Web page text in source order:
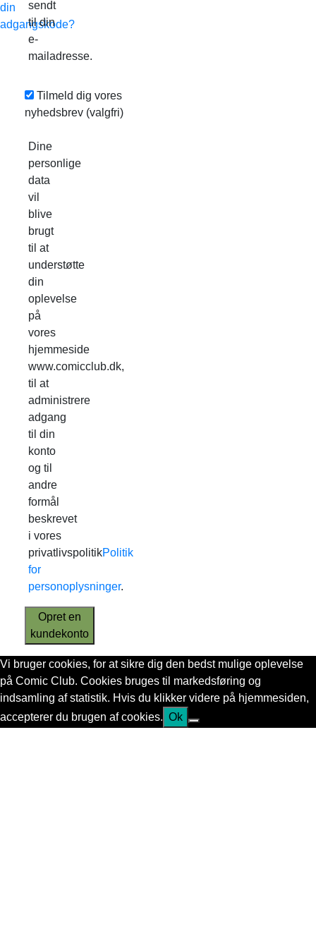
din
adgangskode?
sendt
til din
e-
mailadresse.
Tilmeld dig vores
nyhedsbrev (valgfri)
Dine
personlige
data
vil
blive
brugt
til at
understøtte
din
oplevelse
på
vores
hjemmeside
www.comicclub.dk,
til at
administrere
adgang
til din
konto
og til
andre
formål
beskrevet
i vores
privatlivspolitikPolitik
for
personoplysninger.
Opret en
kundekonto
Vi bruger cookies, for at sikre dig den bedst mulige oplevelse
på Comic Club. Cookies bruges til markedsføring og
indsamling af statistik. Hvis du klikker videre på hjemmesiden,
accepterer du brugen af cookies. Ok